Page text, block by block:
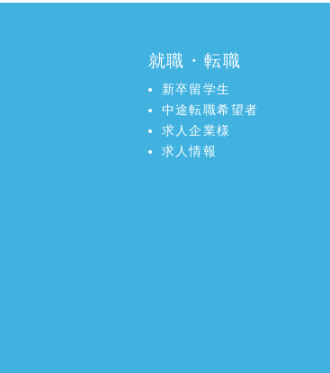
就職・転職
新卒留学生
中途転職希望者
求人企業様
求人情報